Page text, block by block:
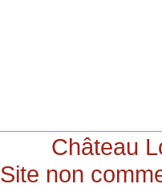
Château
Site non